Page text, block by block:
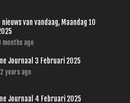
van vandaag, Maandag 10
months ago
Journaal 3 Februari 2025
2 years ago
Journaal 4 Februari 2025